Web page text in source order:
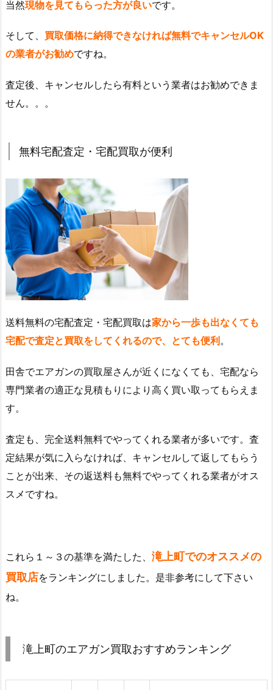
当然現物を見てもらった方が良いです。
そして、 買取価格に納得できなければ無料でキャンセルOK
の業者がお勧めですね。
査定後、キャンセルしたら有料という業者はお勧めできま
せん。。。
無料宅配査定・宅配買取が便利
送料無料の宅配査定・宅配買取は家から一歩も出なくても
宅配で査定と買取をしてくれるので、とても便利。
田舎でエアガンの買取屋さんが近くになくても、宅配なら
専門業者の適正な見積もりにより高く買い取ってもらえま
す。
査定も、完全送料無料でやってくれる業者が多いです。査
定結果が気に入らなければ、キャンセルして返してもらう
ことが出来、その返送料も無料でやってくれる業者がオス
スメですね。
これら１～３の基準を満たした、 滝上町でのオススメの
買取店をランキングにしました。是非参考にして下さい
ね。
滝上町のエアガン買取おすすめランキング